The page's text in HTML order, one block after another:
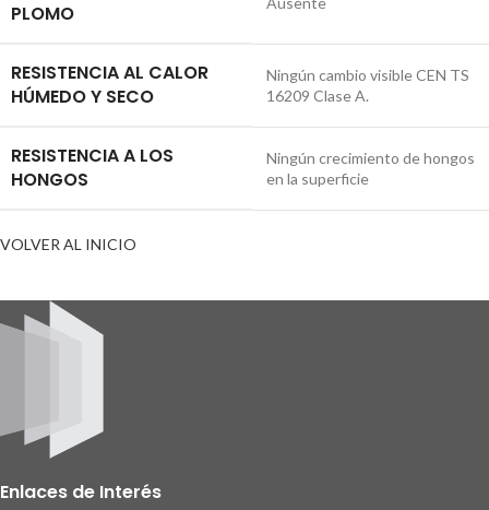
PLOMO
RESISTENCIA AL CALOR
HÚMEDO Y SECO
Ningún cambio visible CEN TS
16209 Clase A.
RESISTENCIA A LOS
HONGOS
Ningún crecimiento de hongos
en la superficie
VOLVER AL INICIO
Enlaces de Interés